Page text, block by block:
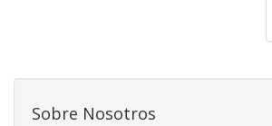
Sobre Nosotros